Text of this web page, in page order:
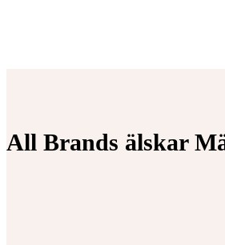
All Brands älskar